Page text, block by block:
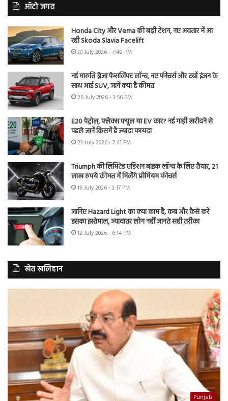
ऑटो जगत
Honda City और Verna की बढ़ी टेंशन, नए अवतार में आ
रही Skoda Slavia Facelift
30 July 2026 - 7:48 PM
नई मारुति ब्रेजा फेसलिफ्ट लॉन्च, नए फीचर्स और टर्बो इंजन के
साथ आई SUV, जानें क्या है कीमत
26 July 2026 - 3:56 PM
E20 पेट्रोल, फ्लेक्स फ्यूल या EV कार? नई गाड़ी खरीदने से
पहले जानें किसमें है ज्यादा फायदा
23 July 2026 - 7:41 PM
Triumph की लिमिटेड एडिशन बाइक लॉन्च के लिए तैयार, 21
लाख रुपये कीमत में मिलेंगे प्रीमियम फीचर्स
16 July 2026 - 3:17 PM
जानिए Hazard Light का क्या काम है, कब और कैसे करें
इसका इस्तेमाल, ज्यादातर लोग नहीं जानते सही तरीका
12 July 2026 - 6:14 PM
खेत खलिहान
Punjab